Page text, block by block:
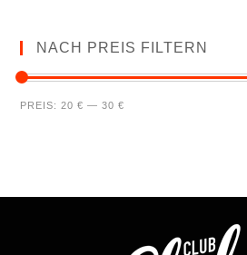
NACH PREIS FILTERN
PREIS:20 € —30 €